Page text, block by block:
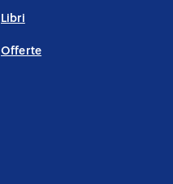
Libri
Offerte